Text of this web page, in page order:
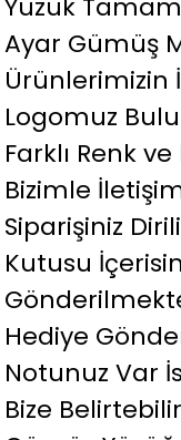
Yüzük
Ayar Gümüş
Ürünlerimizin
Logomuz
Farklı Renk
Bizimle
Siparişiniz
Kutusu
Hediye
Notunuz Var
Bize